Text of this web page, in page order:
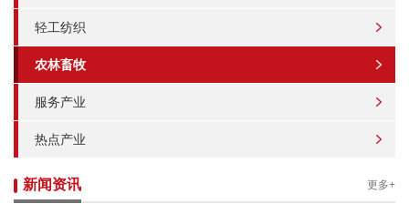
轻工纺织
农林畜牧
服务产业
热点产业
新闻资讯 更多+